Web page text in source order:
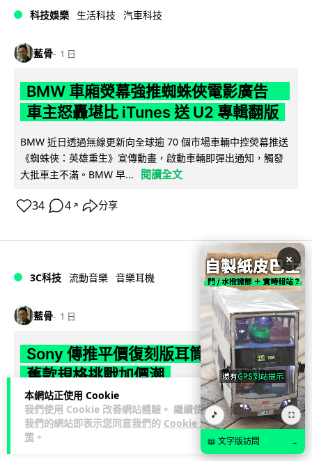
本網站正使用 Cookie
我們使用 Cookie 改善網站體驗。 繼續使用
我們的網站即表示您同意我們的 Cookie 政
策 。
科技娛樂 生活科技 汽車科技
藍骨 1 日
BMW 車廂熒幕強推蜘蛛俠電影廣告
車主怒轟堪比 iTunes 送 U2 專輯翻版
BMW 近日透過無線更新向全球逾 70 個市場車輛中控熒幕推送
《蜘蛛俠：英雄重生》宣傳動畫，啟動車輛即彈出通知，觸發
大批車主不滿。BMW 早...
閱讀全文
34 4 ↗ 分享
3C科技 流動音樂 音樂耳機
藍骨 1 日
Sony 傳推平價復刻版耳筒 沿用六年
舊款規格挑戰加價潮
最近有爆料指 Sony 計劃於 9 月 7 日推出平價復刻版降噪耳機
WH-1000XM4C，規格幾乎與 2020 年 WH-1000XM4... 閱讀
全文
×
🎵 ⛶
📖 文字版訪問 →